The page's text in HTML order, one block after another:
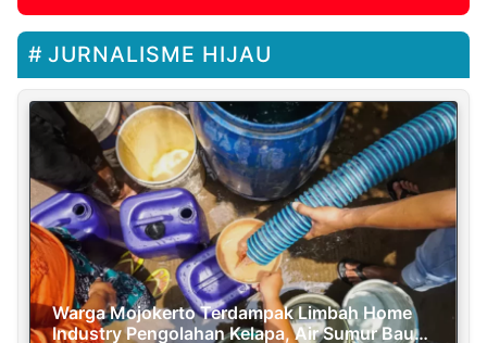
JURNALISME HIJAU
Warga Mojokerto Terdampak Limbah Home
Industry Pengolahan Kelapa, Air Sumur Bau